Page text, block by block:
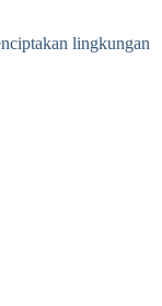
lingkungan